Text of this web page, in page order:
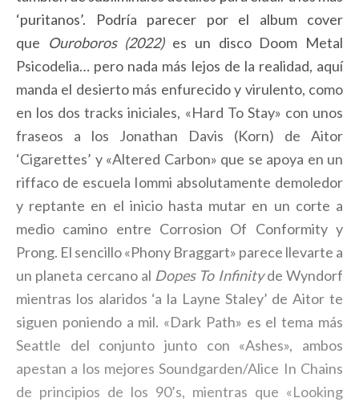
‘puritanos’. Podría parecer por el album cover
que Ouroboros (2022)es un disco Doom Metal
Psicodelia… pero nada más lejos de la realidad, aquí
manda el desierto más enfurecido y virulento, como
en los dos tracks iniciales, «Hard To Stay» con unos
fraseos a los Jonathan Davis (Korn) de Aitor
‘Cigarettes’ y «Altered Carbon» que se apoya en un
riffaco de escuela Iommi absolutamente demoledor
y reptante en el inicio hasta mutar en un corte a
medio camino entre Corrosion Of Conformity y
Prong. El sencillo «Phony Braggart» parece llevarte a
un planeta cercano al Dopes To Infinityde Wyndorf
mientras los alaridos ‘a la Layne Staley’ de Aitor te
siguen poniendo a mil. «Dark Path» es el tema más
Seattle del conjunto junto con «Ashes», ambos
apestan a los mejores Soundgarden/Alice In Chains
de principios de los 90’s, mientras que «Looking